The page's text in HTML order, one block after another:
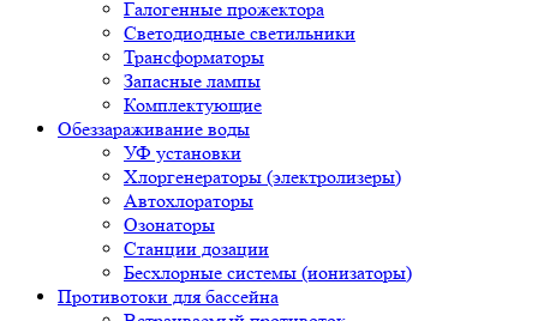
Галогенные прожектора
Светодиодные светильники
Трансформаторы
Запасные лампы
Комплектующие
Обеззараживание воды
УФ установки
Хлоргенераторы (электролизеры)
Автохлораторы
Озонаторы
Станции дозации
Бесхлорные системы (ионизаторы)
Противотоки для бассейна